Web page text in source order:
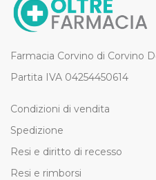
Farmacia Corvino di Corvino
Partita IVA 04254450614
Condizioni di vendita
Spedizione
Resi e diritto di recesso
Resi e rimborsi